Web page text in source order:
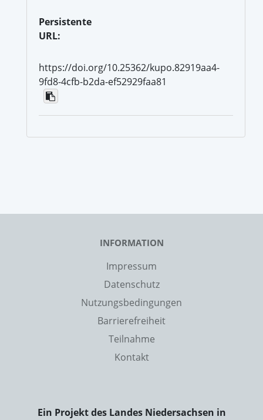
Persistente
URL:
https://doi.org/10.25362/kupo.82919aa4-
9fd8-4cfb-b2da-ef52929faa81
INFORMATION
Impressum
Datenschutz
Nutzungsbedingungen
Barrierefreiheit
Teilnahme
Kontakt
Ein Projekt des Landes Niedersachsen in